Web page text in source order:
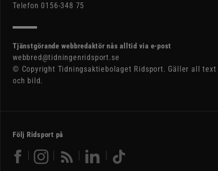
Telefon 0156-348 75
Tjänstgörande webbredaktör nås alltid via e-post
webbred@tidningenridsport.se
© Copyright Tidningsaktiebolaget Ridsport. Gäller all text
och bild.
Följ Ridsport på